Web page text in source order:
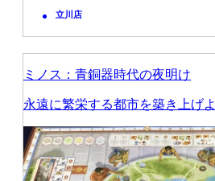
立川店
ミノス：青銅器時代の夜明け
永遠に繁栄する都市を築き上げよ